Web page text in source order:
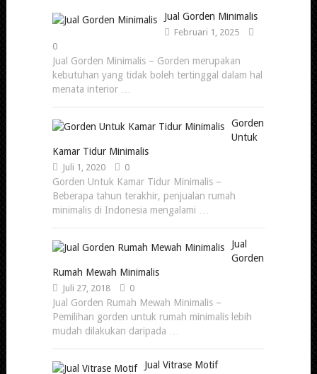
Jual Gorden Minimalis
Februari 1, 2025
0
Jual Gorden Minimalis – Gorden merupakan
kebutuhan yang tidak boleh tertinggal dalam hal
menata interior …
Gorden
Untuk
Kamar Tidur Minimalis
Juli 1, 2020 0
Gorden Untuk Kamar Tidur Minimalis –
Beberapa tahun terakhir, penjualan rumah
minimalis di Indonesia mengalami …
Jual
Gorden
Rumah Mewah Minimalis
Juli 27, 2018 0
Jual Gorden Rumah Mewah Minimalis –
Pemilihan gorden untuk rumah minimalis lebih
mudah dilakukan daripada …
Jual Vitrase Motif